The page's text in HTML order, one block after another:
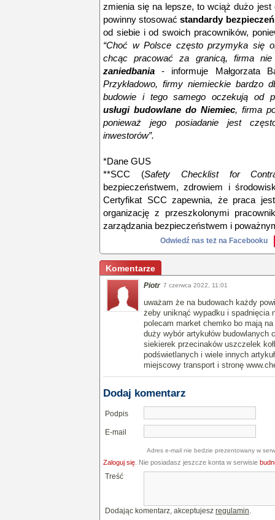
zmienia się na lepsze, to wciąż dużo
powinny stosowaćstandardy
od siebie i od swoich pracowników,
“Choć w Polsce często przymyka się
chcąc pracować za granicą, firma
zaniedbania - informuje Małgorzata
Przykładowo, firmy niemieckie bardzo
budowie i tego samego oczekują od
usługi budowlane do Niemiec, firma
ponieważ jego posiadanie jest
inwestorów”.
*Dane GUS
**SCC (Safety Checklist for
bezpieczeństwem, zdrowiem i
Certyfikat SCC zapewnia, że praca
organizację z przeszkolonymi
zarządzania bezpieczeństwem i
Odwiedź nas też na Facebooku
Komentarze
Piotr 7 czerwca 2022, 11:01
uważam że na budowach każdy
żeby uniknąć wypadku i spadnięcia
polecam market chemko bo mają
duży wybór artykułów budowlanych
siekierek przecinaków uszczelek
podświetlanych i wiele innych
miejscowy transport i stronę
Dodaj komentarz
Podpis
E-mail
Adres e-mail nie bedzie prezentowany w
Zaloguj się . Nie posiadasz jeszcze konta w serwisie
Treść
Dodając komentarz, akceptujesz regulamin.